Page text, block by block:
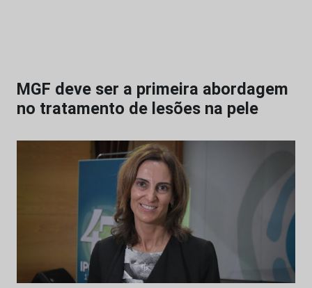
MGF deve ser a primeira abordagem
no tratamento de lesões na pele